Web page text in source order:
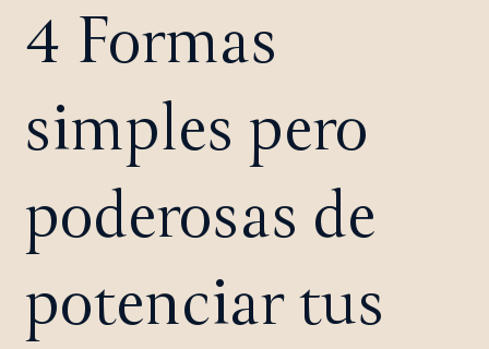
4 Formas
simples pero
poderosas de
potenciar tus